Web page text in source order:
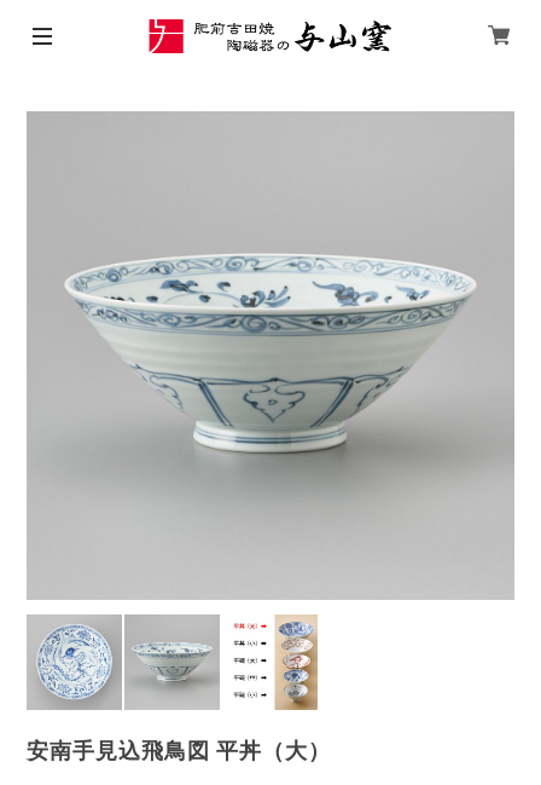
安南手見込飛鳥図 平丼（大）